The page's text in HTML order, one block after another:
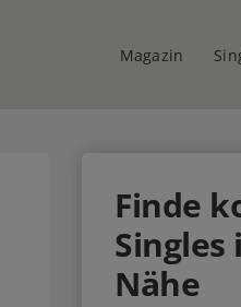
Magazin
Finde
Singles
Nähe